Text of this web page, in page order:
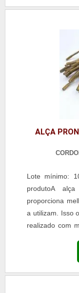
ALÇA
Lote mínimo:
produtoA
proporciona
a utilizam. Isso
realizado com